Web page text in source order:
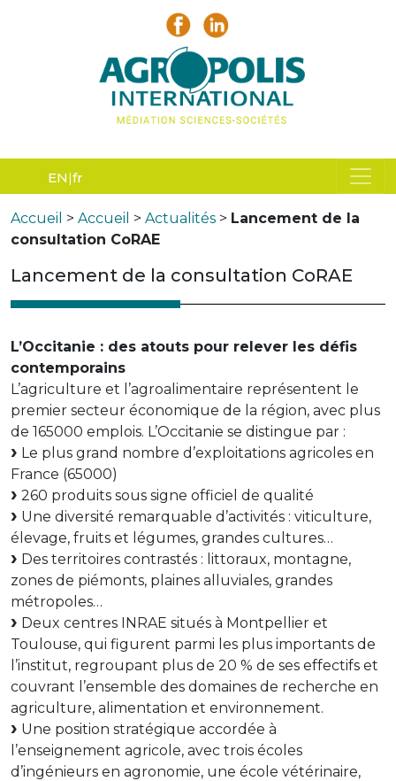
EN fr
Accueil > Accueil > Actualités > Lancement de la
consultation CoRAE
Lancement de la consultation CoRAE
L’Occitanie : des atouts pour relever les défis
contemporains
L’agriculture et l’agroalimentaire représentent le
premier secteur économique de la région, avec plus
de 165000 emplois. L’Occitanie se distingue par :
Le plus grand nombre d’exploitations agricoles en
France (65000)
260 produits sous signe officiel de qualité
Une diversité remarquable d’activités : viticulture,
élevage, fruits et légumes, grandes cultures…
Des territoires contrastés : littoraux, montagne,
zones de piémonts, plaines alluviales, grandes
métropoles…
Deux centres INRAE situés à Montpellier et
Toulouse, qui figurent parmi les plus importants de
l’institut, regroupant plus de 20 % de ses effectifs et
couvrant l’ensemble des domaines de recherche en
agriculture, alimentation et environnement.
Une position stratégique accordée à
l’enseignement agricole, avec trois écoles
d’ingénieurs en agronomie, une école vétérinaire,